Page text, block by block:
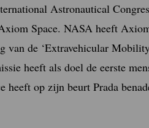
Astronautical
Space. NASA heeft
van de ‘Extravehicular
heeft als doel de eerste
op zijn beurt Prada